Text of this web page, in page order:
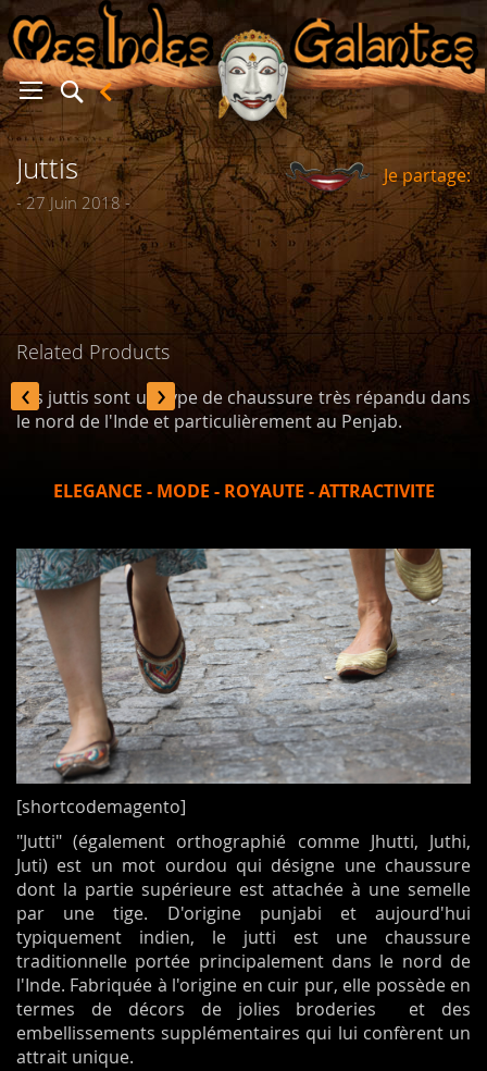
Juttis
- 27 Juin 2018 -
Je partage:
Related Products
‹ ›
Les juttis sont un type de chaussure très répandu dans
le nord de l'Inde et particulièrement au Penjab.
ELEGANCE - MODE - ROYAUTE - ATTRACTIVITE
[shortcodemagento]
"Jutti" (également orthographié comme Jhutti, Juthi,
Juti) est un mot ourdou qui désigne une chaussure
dont la partie supérieure est attachée à une semelle
par une tige. D'origine punjabi et aujourd'hui
typiquement indien, le jutti est une chaussure
traditionnelle portée principalement dans le nord de
l'Inde. Fabriquée à l'origine en cuir pur, elle possède en
termes de décors de jolies broderies et des
embellissements supplémentaires qui lui confèrent un
attrait unique.